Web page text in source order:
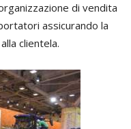
di vendita
assicurando la
clientela.